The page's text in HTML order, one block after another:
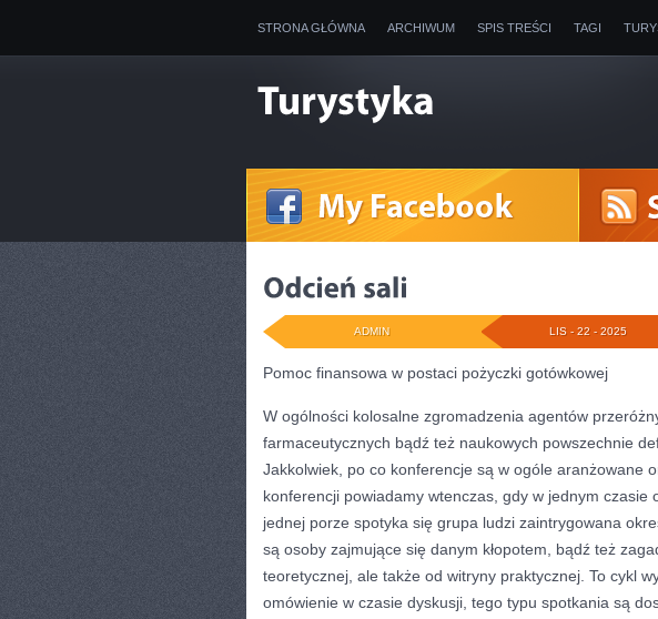
STRONA GŁÓWNA ARCHIWUM SPIS TREŚCI TAGI
LIS - 22 - 2025
ADMIN
Pomoc finansowa w postaci pożyczki gotówkowej
W ogólności kolosalne zgromadzenia agentów
farmaceutycznych bądź też naukowych powszechnie
Jakkolwiek, po co konferencje są w ogóle aranżowane
konferencji powiadamy wtenczas, gdy w jednym czasie
jednej porze spotyka się grupa ludzi zaintrygowana
są osoby zajmujące się danym kłopotem, bądź też
teoretycznej, ale także od witryny praktycznej. To cykl
omówienie w czasie dyskusji, tego typu spotkania są